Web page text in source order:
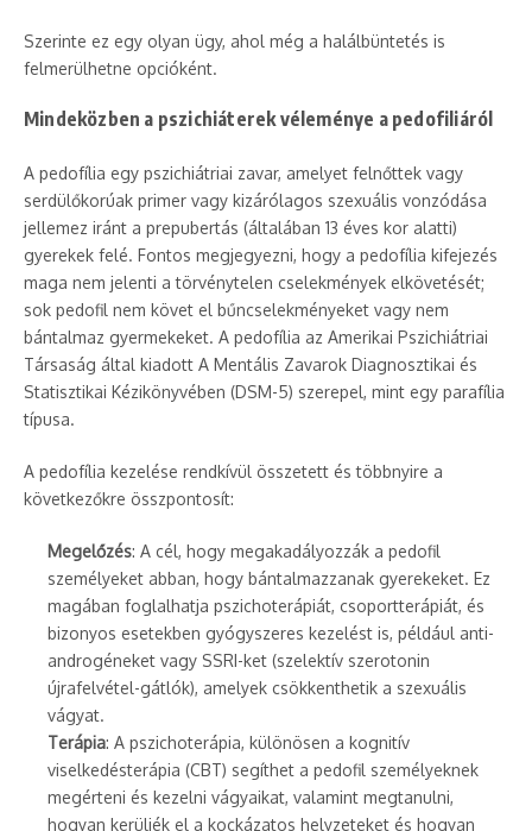
Szerinte ez egy olyan ügy, ahol még a halálbüntetés is
felmerülhetne opcióként.
Mindeközben a pszichiáterek véleménye a pedofiliáról
A pedofília egy pszichiátriai zavar, amelyet felnőttek vagy
serdülőkorúak primer vagy kizárólagos szexuális vonzódása
jellemez iránt a prepubertás (általában 13 éves kor alatti)
gyerekek felé. Fontos megjegyezni, hogy a pedofília kifejezés
maga nem jelenti a törvénytelen cselekmények elkövetését;
sok pedofil nem követ el bűncselekményeket vagy nem
bántalmaz gyermekeket. A pedofília az Amerikai Pszichiátriai
Társaság által kiadott A Mentális Zavarok Diagnosztikai és
Statisztikai Kézikönyvében (DSM-5) szerepel, mint egy parafília
típusa.
A pedofília kezelése rendkívül összetett és többnyire a
következőkre összpontosít:
Megelőzés: A cél, hogy megakadályozzák a pedofil
személyeket abban, hogy bántalmazzanak gyerekeket. Ez
magában foglalhatja pszichoterápiát, csoportterápiát, és
bizonyos esetekben gyógyszeres kezelést is, például anti-
androgéneket vagy SSRI-ket (szelektív szerotonin
újrafelvétel-gátlók), amelyek csökkenthetik a szexuális
vágyat.
Terápia: A pszichoterápia, különösen a kognitív
viselkedésterápia (CBT) segíthet a pedofil személyeknek
megérteni és kezelni vágyaikat, valamint megtanulni,
hogyan kerüljék el a kockázatos helyzeteket és hogyan